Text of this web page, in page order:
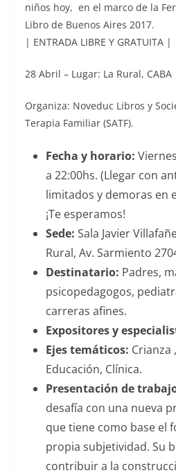
niños hoy, en el marco de la
Libro de Buenos Aires 2017.
| ENTRADA LIBRE Y GRATUITA |
28 Abril – Lugar: La Rural, CABA
Organiza: Noveduc Libros y
Terapia Familiar (SATF).
Fecha y horario:
a 22:00hs. (Llegar con
limitados y demoras en
¡Te esperamos!
Sede: Sala Javier
Rural, Av. Sarmiento
Destinatario: Padres,
psicopedagogos,
carreras afines.
Expositores y
Ejes temáticos: Crianza
Educación, Clínica.
Presentación de
desafía con una nueva
que tiene como base el
propia subjetividad. Su
contribuir a la